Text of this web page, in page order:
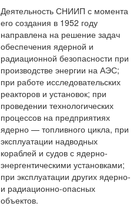
Деятельность СНИИП с момента
его создания в 1952 году
направлена на решение задач
обеспечения ядерной и
радиационной безопасности при
производстве энергии на АЭС;
при работе исследовательских
реакторов и установок; при
проведении технологических
процессов на предприятиях
ядерно — топливного цикла, при
эксплуатации надводных
кораблей и судов с ядерно-
энергентическими установками;
при эксплуатации других ядерно-
и радиационно-опасных
объектов.